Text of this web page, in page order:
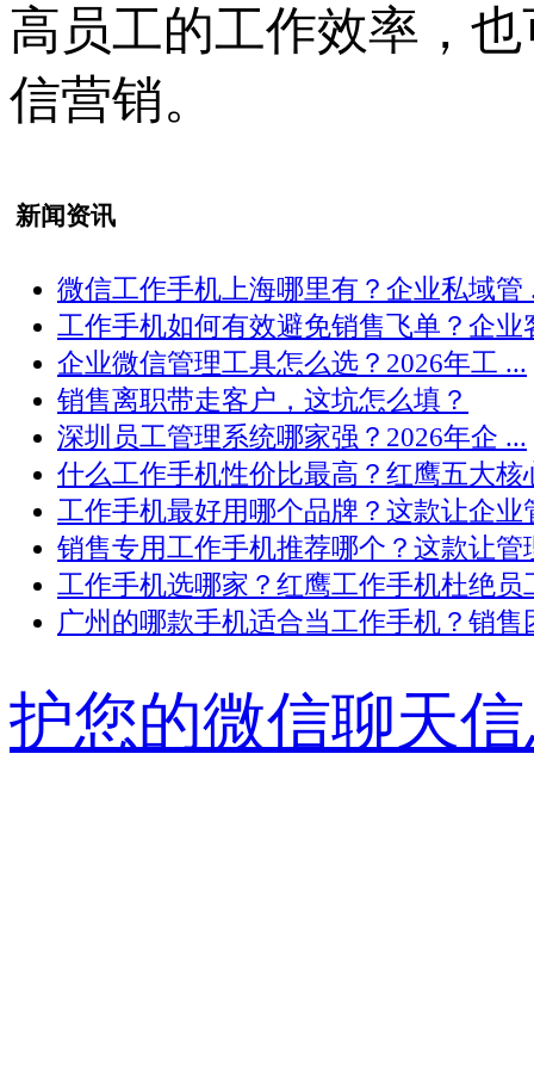
高员工的工作效率，
信营销。
新闻资讯
微信工作手机上海哪里有？企业私域管
工作手机如何有效避免销售飞单？企业
企业微信管理工具怎么选？2026年工 ...
销售离职带走客户，这坑怎么填？
深圳员工管理系统哪家强？2026年企 ...
什么工作手机性价比最高？红鹰五大核
工作手机最好用哪个品牌？这款让企业
销售专用工作手机推荐哪个？这款让管
工作手机选哪家？红鹰工作手机杜绝员
广州的哪款手机适合当工作手机？销售
护您的微信聊天